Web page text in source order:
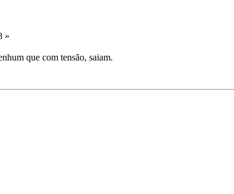
»
que com tensão, saiam.